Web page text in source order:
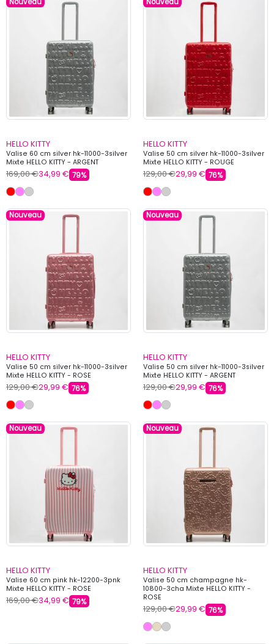
HELLO KITTY
Valise 60 cm silver hk-11000-3silver
Mixte HELLO KITTY - ARGENT
169,00 €34,99 € 79%
HELLO KITTY
Valise 50 cm silver hk-11000-3silver
Mixte HELLO KITTY - ROUGE
129,00 €29,99 € 76%
Nouveau
HELLO KITTY
Valise 50 cm silver hk-11000-3silver
Mixte HELLO KITTY - ROSE
129,00 €29,99 € 76%
Nouveau
HELLO KITTY
Valise 50 cm silver hk-11000-3silver
Mixte HELLO KITTY - ARGENT
129,00 €29,99 € 76%
Nouveau
HELLO KITTY
Valise 60 cm pink hk-12200-3pnk
Mixte HELLO KITTY - ROSE
169,00 €34,99 € 79%
Nouveau
HELLO KITTY
Valise 50 cm champagne hk-
10800-3cha Mixte HELLO KITTY -
ROSE
129,00 €29,99 € 76%